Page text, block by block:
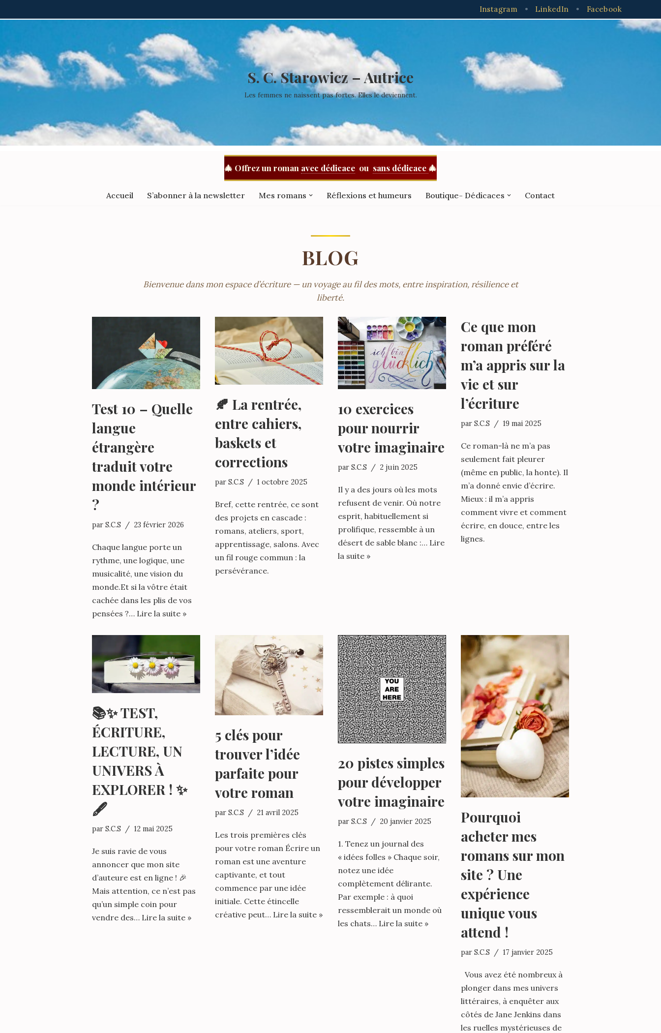
au
contenu
S. C. Starowicz – Autrice
Les femmes ne naissent pas fortes. Elles le deviennent.
🎄 Offrez un roman avec dédicace ou sans dédicace 🎄
Accueil S’abonner à la newsletter Mes romans Réflexions et humeurs Boutique- Dédicaces Contact
BLOG
Test 10 – Quelle
langue
étrangère
traduit votre
monde intérieur
?
par S.C.S 23 février 2026
Chaque langue porte un
rythme, une logique, une
musicalité, une vision du
monde.Et si la vôtre était
cachée dans les plis de vos
pensées ?… Lire la suite »
🍂 La rentrée,
entre cahiers,
baskets et
corrections
par S.C.S 1 octobre 2025
Bref, cette rentrée, ce sont
des projets en cascade :
romans, ateliers, sport,
apprentissage, salons. Avec
un fil rouge commun : la
persévérance.
10 exercices
pour nourrir
votre imaginaire
par S.C.S 2 juin 2025
Il y a des jours où les mots
refusent de venir. Où notre
esprit, habituellement si
prolifique, ressemble à un
désert de sable blanc :… Lire
la suite »
Ce que mon
roman préféré
m’a appris sur la
vie et sur
l’écriture
par S.C.S 19 mai 2025
Ce roman-là ne m’a pas
seulement fait pleurer
(même en public, la honte). Il
m’a donné envie d’écrire.
Mieux : il m’a appris
comment vivre et comment
écrire, en douce, entre les
lignes.
📚✨ TEST,
ÉCRITURE,
LECTURE, UN
UNIVERS À
EXPLORER ! ✨
🖋️
par S.C.S 12 mai 2025
Je suis ravie de vous
annoncer que mon site
d’auteure est en ligne ! 🎉
Mais attention, ce n’est pas
qu’un simple coin pour
vendre des… Lire la suite »
5 clés pour
trouver l’idée
parfaite pour
votre roman
par S.C.S 21 avril 2025
Les trois premières clés
pour votre roman Écrire un
roman est une aventure
captivante, et tout
commence par une idée
initiale. Cette étincelle
créative peut… Lire la suite »
20 pistes simples
pour développer
votre imaginaire
par S.C.S 20 janvier 2025
1. Tenez un journal des
« idées folles » Chaque soir,
notez une idée
complètement délirante.
Par exemple : à quoi
ressemblerait un monde où
les chats… Lire la suite »
Pourquoi
acheter mes
romans sur mon
site ? Une
expérience
unique vous
attend !
par S.C.S 17 janvier 2025
Vous avez été nombreux à
plonger dans mes univers
littéraires, à enquêter aux
côtés de Jane Jenkins dans
les ruelles mystérieuses de
Instagram • LinkedIn • Facebook